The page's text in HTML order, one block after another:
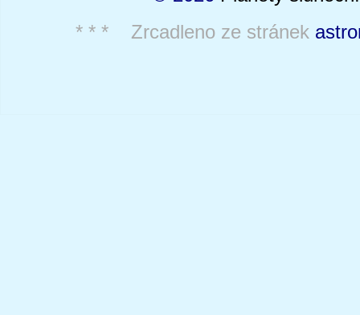
* * * Zrcadleno ze stránek